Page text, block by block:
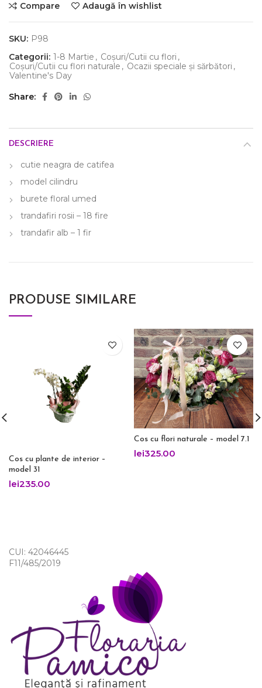
Compare Adaugă în wishlist
SKU: P98
Categorii: 1-8 Martie , Coșuri/Cutii cu flori ,
Coșuri/Cutii cu flori naturale , Ocazii speciale și sărbători ,
Valentine's Day
Share
DESCRIERE
cutie neagra de catifea
model cilindru
burete floral umed
trandafiri rosii – 18 fire
trandafir alb – 1 fir
PRODUSE SIMILARE
Cos cu plante de interior –
model 31
lei235.00
Cos cu flori naturale – model 7.1
lei325.00
CUI: 42046445
F11/485/2019